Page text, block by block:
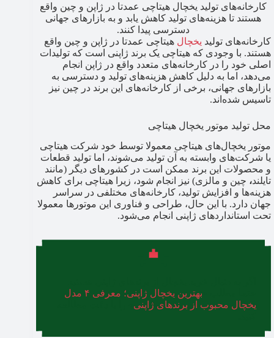
کارخانه‌های تولید یخچال هیتاچی عمدتا در ژاپن و چین واقع
هستند تا هزینه‌های تولید کاهش یابد و به بازارهای جهانی
دسترسی پیدا کنند.
کارخانه‌های تولید یخچال هیتاچی عمدتا در ژاپن و چین واقع
هستند. با وجودی که هیتاچی یک برند ژاپنی است که تولیدات
اصلی خود را در کارخانه‌های متعدد واقع در ژاپن انجام
می‌دهد، اما به دلیل کاهش هزینه‌های تولید و دسترسی به
بازارهای جهانی، برخی از کارخانه‌های این برند در چین نیز
تاسیس شده‌اند.
محل تولید موتور یخچال هیتاچی
موتور یخچال‌های هیتاچی معمولا توسط خود شرکت هیتاچی
یا شرکت‌های وابسته به آن تولید می‌شوند، اما تولید قطعات
و محصولات این برند ممکن است در کشورهای دیگر (مانند
تایلند، چین و مالزی) نیز انجام شود، زیرا هیتاچی برای کاهش
هزینه‌ها و افزایش تولید، کارخانه‌های مختلفی در سراسر
جهان دارد. با این حال، طراحی و فناوری این موتورها معمولا
تحت استانداردهای ژاپنی انجام می‌شود.
بهترین یخچال ژاپنی؛ معرفی ۴ مدل
یخچال محبوب از برندهای ژاپنی